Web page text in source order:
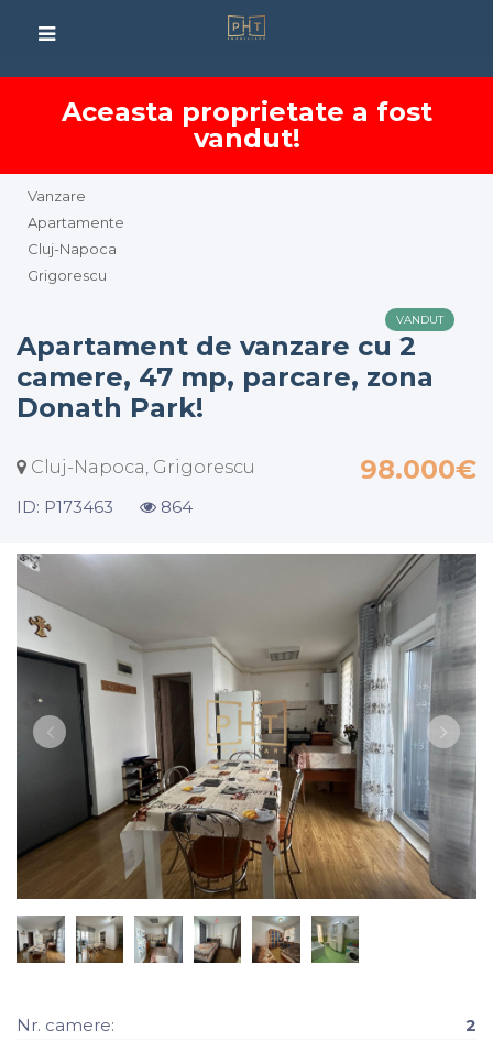
Aceasta proprietate a fost
vandut!
Vanzare
Apartamente
Cluj-Napoca
Grigorescu
VANDUT
Apartament de vanzare cu 2
camere, 47 mp, parcare, zona
Donath Park!
Cluj-Napoca, Grigorescu 98.000€
ID: P173463 864
Nr. camere:
2